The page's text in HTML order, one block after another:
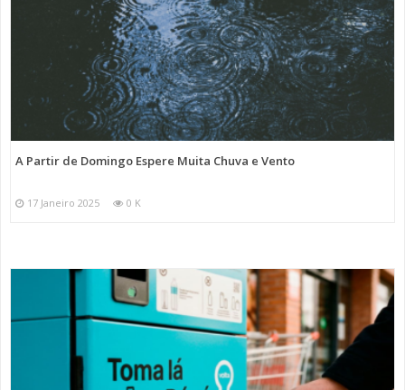
A Partir de Domingo Espere Muita Chuva e Vento
17 Janeiro 2025 0 K